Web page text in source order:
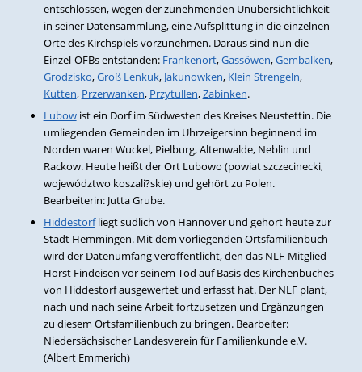
entschlossen, wegen der zunehmenden Unübersichtlichkeit
in seiner Datensammlung, eine Aufsplittung in die einzelnen
Orte des Kirchspiels vorzunehmen. Daraus sind nun die
Einzel-OFBs entstanden: Frankenort,Gassöwen,Gembalken,
Grodzisko,Groß Lenkuk, Jakunowken, Klein Strengeln,
Kutten, Przerwanken, Przytullen,Zabinken.
Lubowist ein Dorf im Südwesten des Kreises Neustettin. Die
umliegenden Gemeinden im Uhrzeigersinn beginnend im
Norden waren Wuckel, Pielburg, Altenwalde, Neblin und
Rackow. Heute heißt der Ort Lubowo (powiat szczecinecki,
województwo koszali?skie) und gehört zu Polen.
Bearbeiterin: Jutta Grube.
Hiddestorfliegt südlich von Hannover und gehört heute zur
Stadt Hemmingen. Mit dem vorliegenden Ortsfamilienbuch
wird der Datenumfang veröffentlicht, den das NLF-Mitglied
Horst Findeisen vor seinem Tod auf Basis des Kirchenbuches
von Hiddestorf ausgewertet und erfasst hat. Der NLF plant,
nach und nach seine Arbeit fortzusetzen und Ergänzungen
zu diesem Ortsfamilienbuch zu bringen. Bearbeiter:
Niedersächsischer Landesverein für Familienkunde e.V.
(Albert Emmerich)